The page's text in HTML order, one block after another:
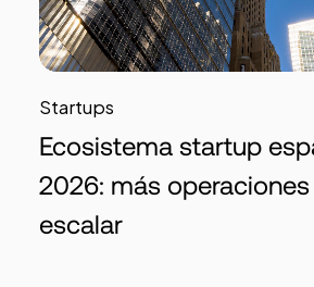
Startups
Ecosistema startup
2026: más
escalar